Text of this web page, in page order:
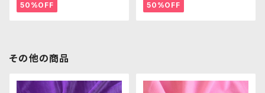
50%OFF 50%OFF
その他の商品